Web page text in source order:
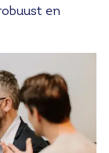
en